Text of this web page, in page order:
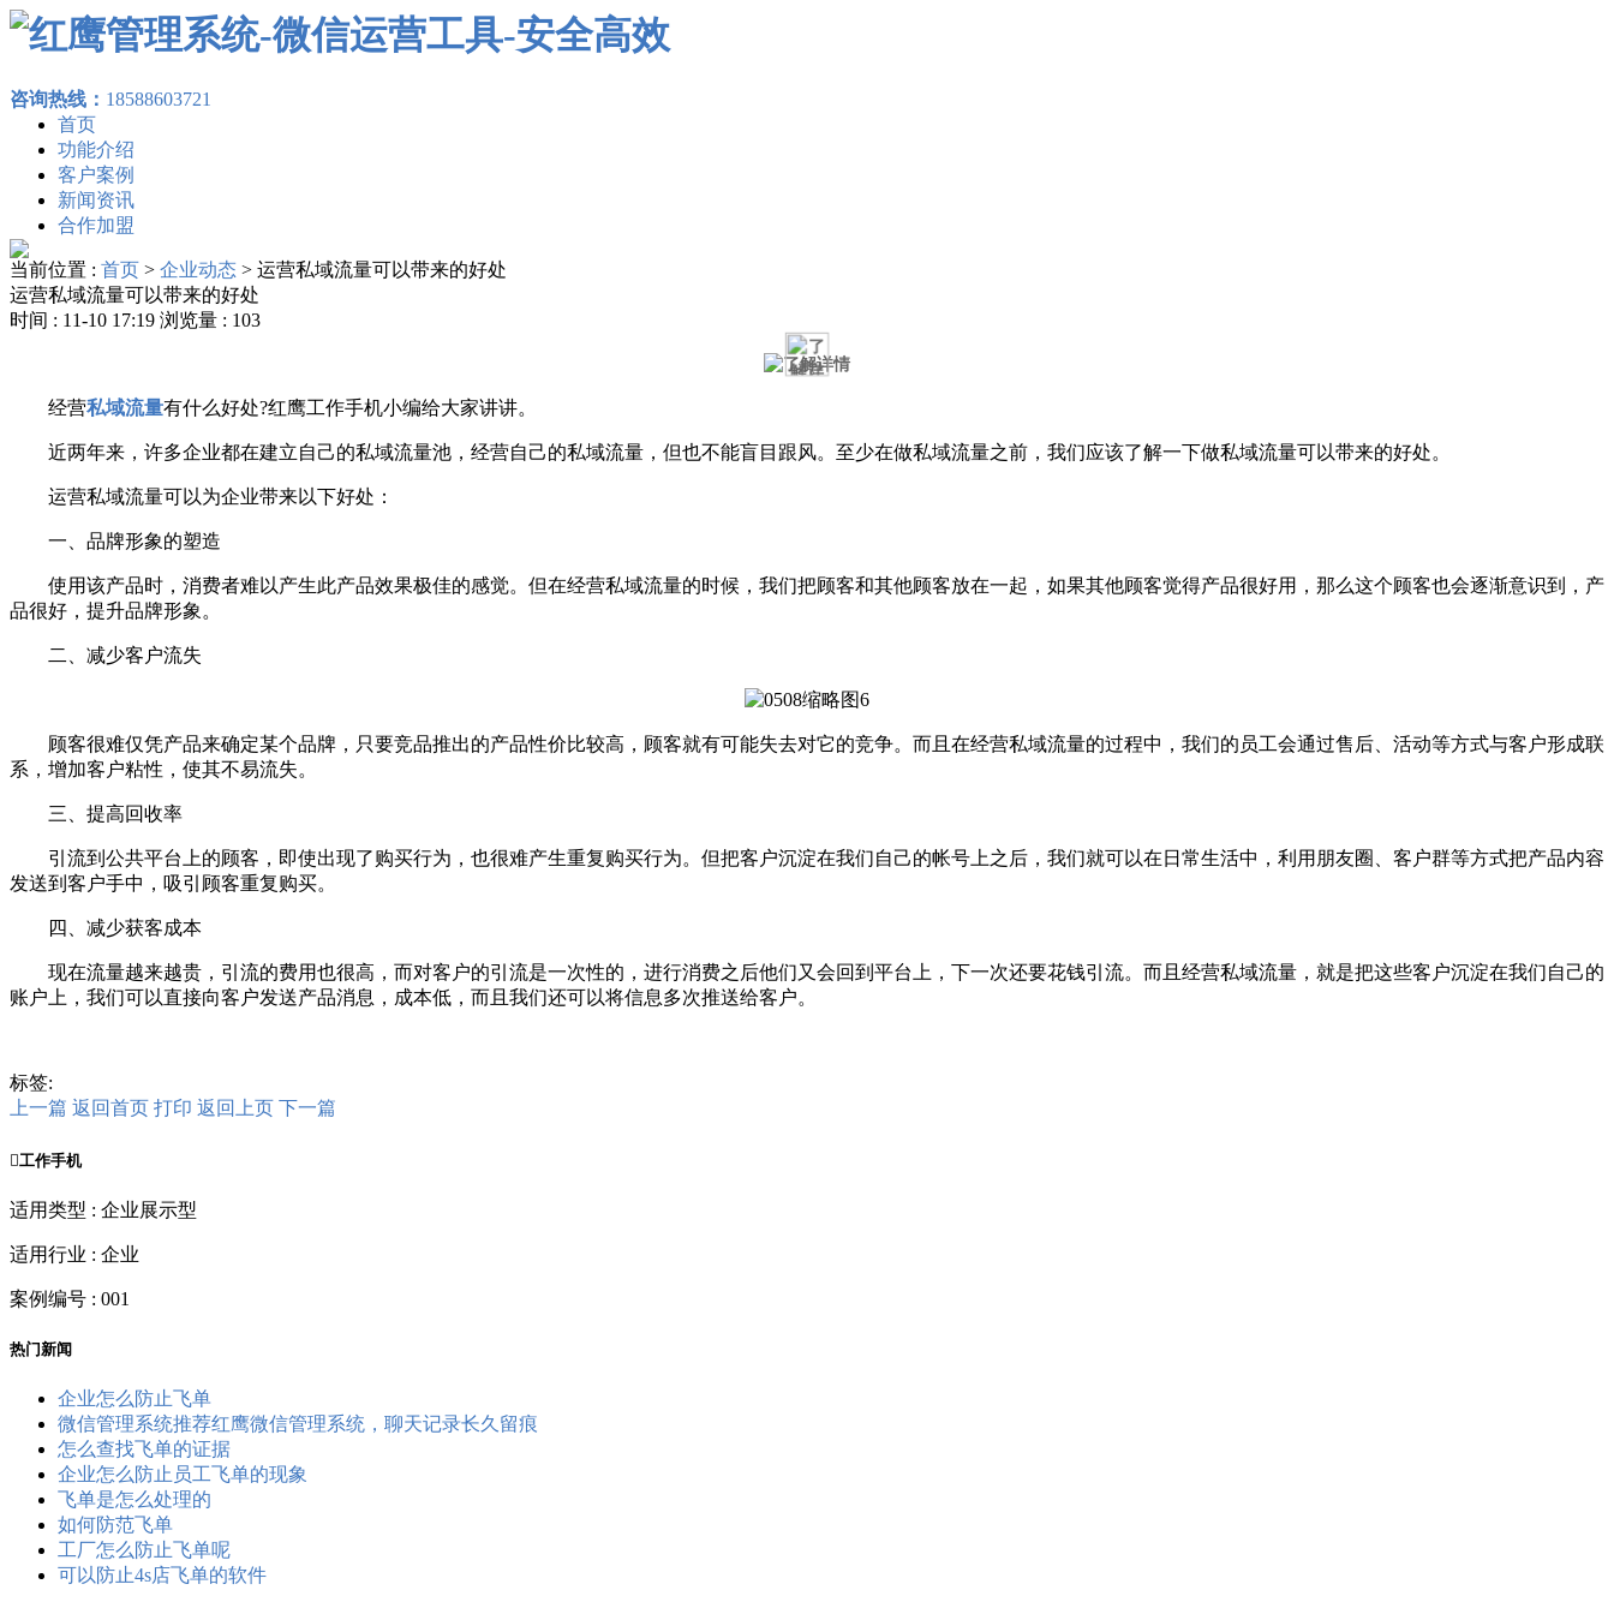
咨询热线： 18588603721
首页
功能介绍
客户案例
新闻资讯
合作加盟
当前位置 : 首页 > 企业动态 > 运营私域流量可以带来的好处
运营私域流量可以带来的好处
时间 : 11-10 17:19 浏览量 : 103
经营私域流量有什么好处?红鹰工作手机小编给大家讲讲。
近两年来，许多企业都在建立自己的私域流量池，经营自己的私域流量，但也不能盲目跟风。至少在做私域流量之前，我们应该了解一下做私域流量可以带来的好处。
运营私域流量可以为企业带来以下好处：
一、品牌形象的塑造
使用该产品时，消费者难以产生此产品效果极佳的感觉。但在经营私域流量的时候，我们把顾客和其他顾客放在一起，如果其他顾客觉得产品很好用，那么这个顾客也会逐渐意识到，产
品很好，提升品牌形象。
二、减少客户流失
顾客很难仅凭产品来确定某个品牌，只要竞品推出的产品性价比较高，顾客就有可能失去对它的竞争。而且在经营私域流量的过程中，我们的员工会通过售后、活动等方式与客户形成联
系，增加客户粘性，使其不易流失。
三、提高回收率
引流到公共平台上的顾客，即使出现了购买行为，也很难产生重复购买行为。但把客户沉淀在我们自己的帐号上之后，我们就可以在日常生活中，利用朋友圈、客户群等方式把产品内容
发送到客户手中，吸引顾客重复购买。
四、减少获客成本
现在流量越来越贵，引流的费用也很高，而对客户的引流是一次性的，进行消费之后他们又会回到平台上，下一次还要花钱引流。而且经营私域流量，就是把这些客户沉淀在我们自己的
账户上，我们可以直接向客户发送产品消息，成本低，而且我们还可以将信息多次推送给客户。
标签:
上一篇 返回首页 打印 返回上页 下一篇
工作手机
适用类型 : 企业展示型
适用行业 : 企业
案例编号 : 001
热门新闻
企业怎么防止飞单
微信管理系统推荐红鹰微信管理系统，聊天记录长久留痕
怎么查找飞单的证据
企业怎么防止员工飞单的现象
飞单是怎么处理的
如何防范飞单
工厂怎么防止飞单呢
可以防止4s店飞单的软件